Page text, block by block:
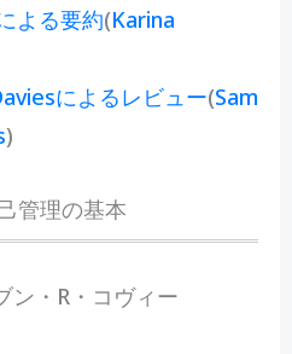
よる要約(Karina
によるレビュー(Sam
)
管理の基本
ン・R・コヴィー